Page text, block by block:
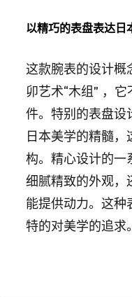
以精巧的表盘表达日
这款腕表的设计概
卯艺术“木组” ，
件。特别的表盘设
日本美学的精髓
构。精心设计的一
细腻精致的外观，
能提供动力。这种
特的对美学的追求。